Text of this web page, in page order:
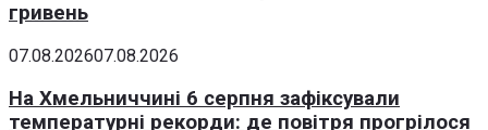
гривень
07.08.202607.08.2026
На Хмельниччині 6 серпня зафіксували
температурні рекорди: де повітря прогрілося